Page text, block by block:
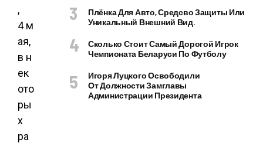
,
4 м
ая,
в н
ек
ото
ры
х
ра
Плёнка Для Авто, Средсво Защиты Или
Уникальный Внешний Вид.
Сколько Стоит Самый Дорогой Игрок
Чемпионата Беларуси По Футболу
Игоря Луцкого Освободили
От Должности Замглавы
Администрации Президента